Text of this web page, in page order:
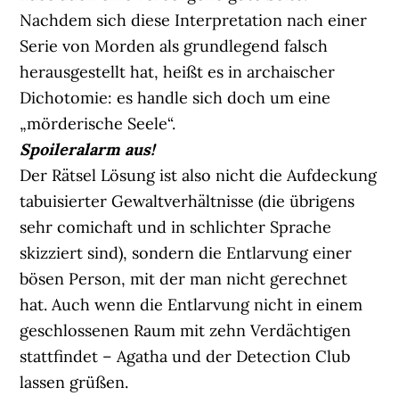
Nachdem sich diese Interpretation nach einer
Serie von Morden als grundlegend falsch
herausgestellt hat, heißt es in archaischer
Dichotomie: es handle sich doch um eine
„mörderische Seele“.
Spoileralarm aus!
Der Rätsel Lösung ist also nicht die Aufdeckung
tabuisierter Gewaltverhältnisse (die übrigens
sehr comichaft und in schlichter Sprache
skizziert sind), sondern die Entlarvung einer
bösen Person, mit der man nicht gerechnet
hat. Auch wenn die Entlarvung nicht in einem
geschlossenen Raum mit zehn Verdächtigen
stattfindet – Agatha und der Detection Club
lassen grüßen.